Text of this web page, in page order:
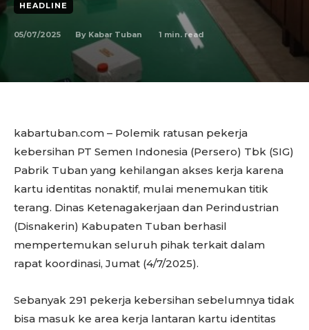
HEADLINE
05/07/2025 By Kabar Tuban 1 min. read
kabartuban.com – Polemik ratusan pekerja
kebersihan PT Semen Indonesia (Persero) Tbk (SIG)
Pabrik Tuban yang kehilangan akses kerja karena
kartu identitas nonaktif, mulai menemukan titik
terang. Dinas Ketenagakerjaan dan Perindustrian
(Disnakerin) Kabupaten Tuban berhasil
mempertemukan seluruh pihak terkait dalam
rapat koordinasi, Jumat (4/7/2025).
Sebanyak 291 pekerja kebersihan sebelumnya tidak
bisa masuk ke area kerja lantaran kartu identitas